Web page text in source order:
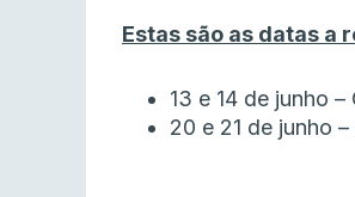
Estas são as datas a
13 e 14 de junho –
20 e 21 de junho